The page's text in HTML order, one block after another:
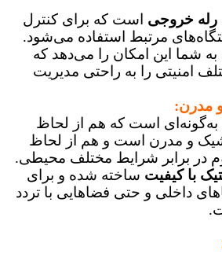
رله خروجی است که برای کنترل
مرتبط استفاده می‌شود.
شما این امکان را می‌دهد که
امنیتی را به راحتی مدیریت
مدرن:
است که هم از لحاظ
و مدرن است و هم از لحاظ
در برابر شرایط مختلف محیطی.
با کیفیت ساخته شده و برای
داخلی و حتی فضاهایی با تردد